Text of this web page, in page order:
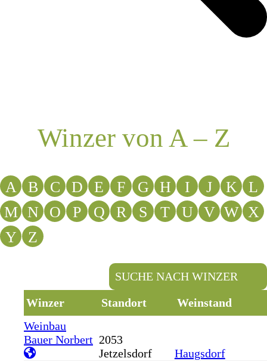
Winzer von A – Z
A B C D E F G H I J K
L
M N O P Q R S T U V W X
Y
Z
Winzer Standort
Weinstand
Weinbau
Bauer Norbert 2053
Jetzelsdorf
Haugsdorf